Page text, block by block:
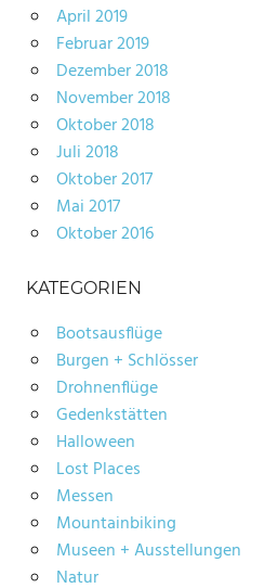
April 2019
Februar 2019
Dezember 2018
November 2018
Oktober 2018
Juli 2018
Oktober 2017
Mai 2017
Oktober 2016
KATEGORIEN
Bootsausflüge
Burgen + Schlösser
Drohnenflüge
Gedenkstätten
Halloween
Lost Places
Messen
Mountainbiking
Museen + Ausstellungen
Natur